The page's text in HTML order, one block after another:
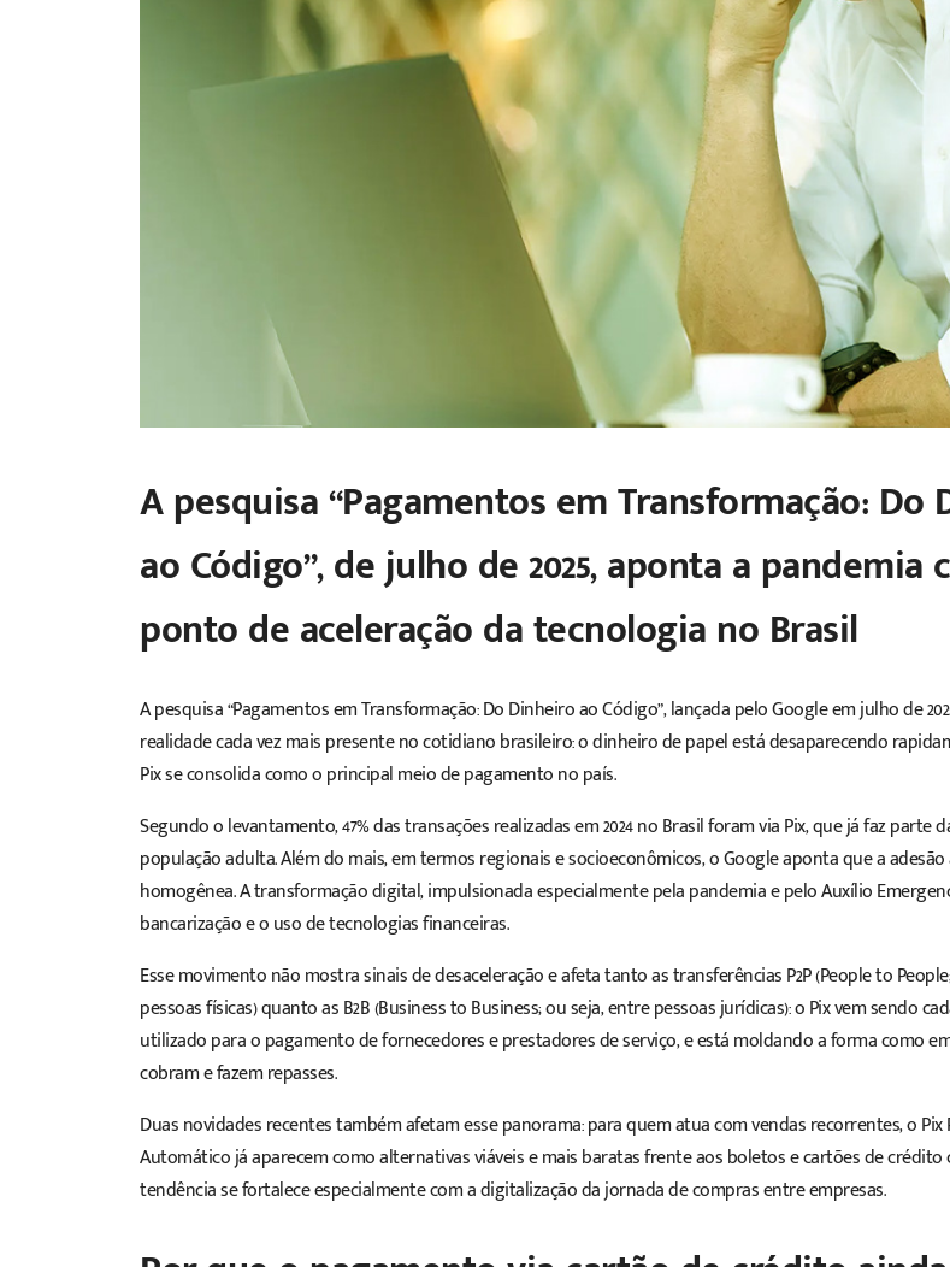
A pesquisa “Pagamentos em Transformação: Do
ao Código”, de julho de 2025, aponta a pandemia
ponto de aceleração da tecnologia no Brasil
A pesquisa “Pagamentos em Transformação: Do Dinheiro ao Código”, lançada pelo Google em julho de
realidade cada vez mais presente no cotidiano brasileiro: o dinheiro de papel está desaparecendo
Pixse consolida como o principal meio de pagamento no país.
Segundo o levantamento, 47% das transações realizadas em 2024 no Brasil foram via Pix, que já faz parte
população adulta. Além do mais, em termos regionais e socioeconômicos, o Google aponta que a
homogênea. A transformação digital, impulsionada especialmente pela pandemia e pelo Auxílio
bancarização e o uso de tecnologias financeiras.
Esse movimento não mostra sinais de desaceleração e afeta tanto as transferênciasP2P(People to
pessoas físicas) quanto asB2B(Business to Business; ou seja, entre pessoas jurídicas): o Pix vem sendo
utilizado para o pagamento de fornecedores e prestadores de serviço, e está moldando a forma como
cobram e fazem repasses.
Duas novidades recentes também afetam esse panorama: para quem atua com vendas recorrentes, o Pix
Automático já aparecem como alternativas viáveis e mais baratas frente aos boletos e cartões de crédito
tendência se fortalece especialmente com a digitalização da jornada de compras entre empresas.